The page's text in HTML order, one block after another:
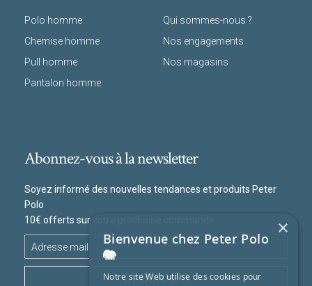
Polo homme
Chemise homme
Pull homme
Pantalon homme
Qui sommes-nous ?
Nos engagements
Nos magasins
Abonnez-vous à la newsletter
Soyez informé des nouvelles tendances et produits Peter
Polo
10€ offerts sur votre prochaine commande
S'ABONNER
×
Bienvenue chez Peter Polo
🐘
Notre site Web utilise des cookies pour